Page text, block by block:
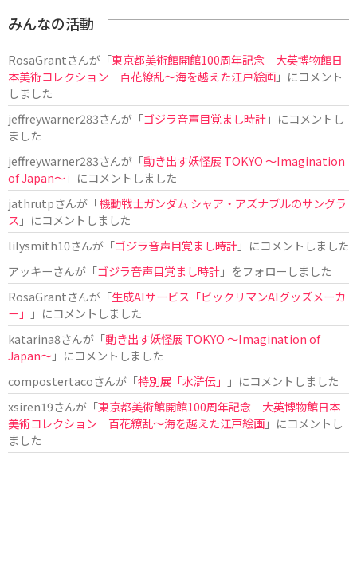
みんなの活動
RosaGrantさんが「東京都美術館開館100周年記念 大英博物館日
本美術コレクション 百花繚乱～海を越えた江戸絵画」にコメント
しました
jeffreywarner283さんが「ゴジラ音声目覚まし時計」にコメントし
ました
jeffreywarner283さんが「動き出す妖怪展 TOKYO 〜Imagination
of Japan〜」にコメントしました
jathrutpさんが「機動戦士ガンダム シャア・アズナブルのサングラ
ス 」にコメントしました
lilysmith10さんが「ゴジラ音声目覚まし時計」にコメントしました
アッキーさんが「ゴジラ音声目覚まし時計」をフォローしました
RosaGrantさんが「生成AIサービス「ビックリマンAIグッズメーカ
ー」
」にコメントしました
katarina8さんが「動き出す妖怪展 TOKYO 〜Imagination of
Japan〜」にコメントしました
compostertacoさんが「特別展「水滸伝」
」にコメントしました
xsiren19さんが「東京都美術館開館100周年記念 大英博物館日本
美術コレクション 百花繚乱～海を越えた江戸絵画」にコメントし
ました